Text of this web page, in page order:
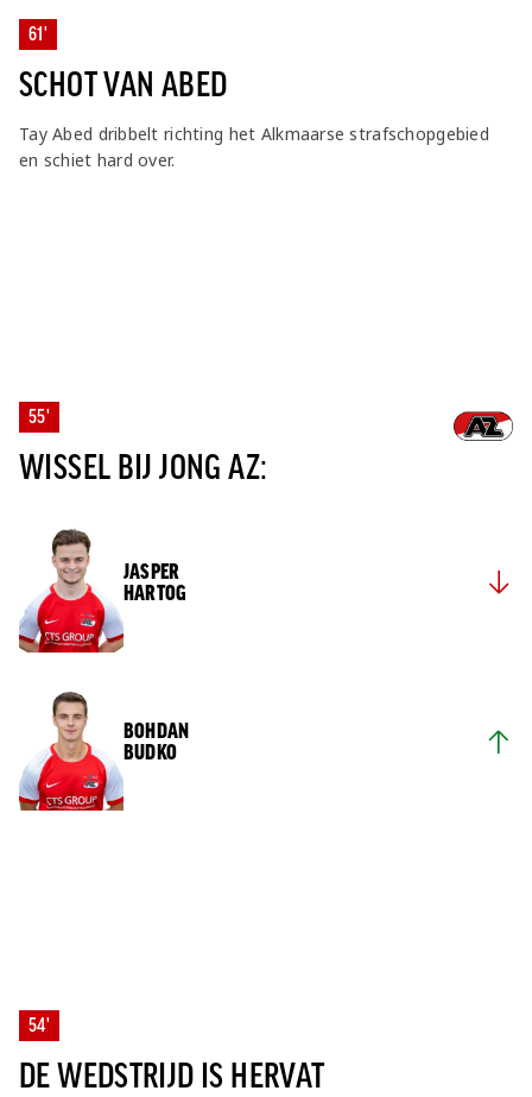
61'
SCHOT VAN ABED
Tay Abed dribbelt richting het Alkmaarse strafschopgebied
en schiet hard over.
55'
WISSEL BIJ JONG AZ:
JASPER
HARTOG
BOHDAN
BUDKO
54'
DE WEDSTRIJD IS HERVAT